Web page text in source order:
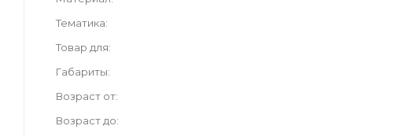
Тематика
Товар для
Габариты
Возраст от
Возраст до